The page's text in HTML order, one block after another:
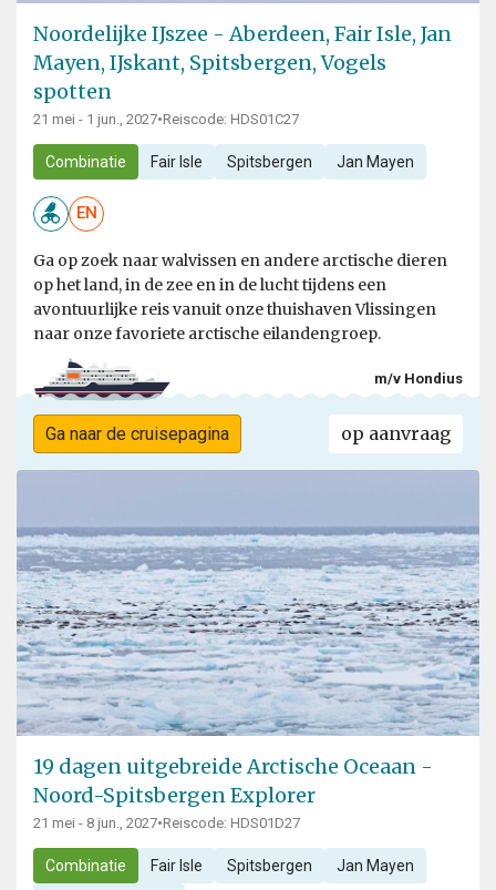
Noordelijke IJszee - Aberdeen, Fair Isle, Jan
Mayen, IJskant, Spitsbergen, Vogels
spotten
21 mei - 1 jun., 2027•Reiscode: HDS01C27
Combinatie Fair Isle Spitsbergen Jan Mayen
EN
Ga op zoek naar walvissen en andere arctische dieren
op het land, in de zee en in de lucht tijdens een
avontuurlijke reis vanuit onze thuishaven Vlissingen
naar onze favoriete arctische eilandengroep.
m/v Hondius
Ga naar de cruisepagina op aanvraag
19 dagen uitgebreide Arctische Oceaan -
Noord-Spitsbergen Explorer
21 mei - 8 jun., 2027•Reiscode: HDS01D27
Combinatie Fair Isle Spitsbergen Jan Mayen